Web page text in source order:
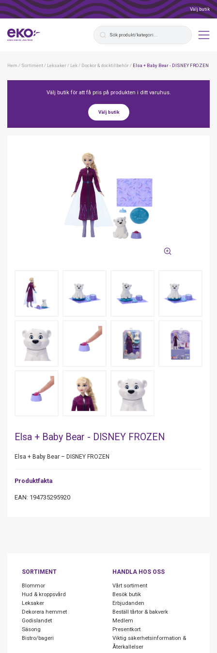
Välj butik
Hem / Sortiment/ Leksaker/ Lek/ Dockor & docktillbehör/ Elsa + Baby Bear - DISNEY FROZEN
Välj butik för att få pris på produkten i ditt varuhus.
Välj butik
Elsa + Baby Bear - DISNEY FROZEN
Elsa + Baby Bear – DISNEY FROZEN
Produktfakta
EAN: 194735295920
SORTIMENT
Blommor
Hud & kroppsvård
Leksaker
Dekorera hemmet
Godislandet
Säsong
Bistro/bageri
HANDLA HOS OSS
Vårt sortiment
Besök butik
Erbjudanden
Beställ tårtor & bakverk
Medlem
Presentkort
Viktig säkerhetsinformation &
Återkallelser